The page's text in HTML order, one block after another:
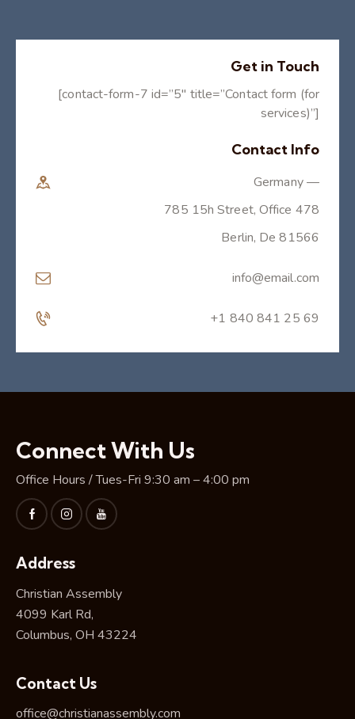
Get in Touch
[contact-form-7 id=”5″ title=”Contact form (for
services)”]
Contact Info
Germany —
785 15h Street, Office 478
Berlin, De 81566
info@email.com
+1 840 841 25 69
Connect With Us
Office Hours / Tues-Fri 9:30 am – 4:00 pm
Address
Christian Assembly
4099 Karl Rd,
Columbus, OH 43224
Contact Us
office@christianassembly.com